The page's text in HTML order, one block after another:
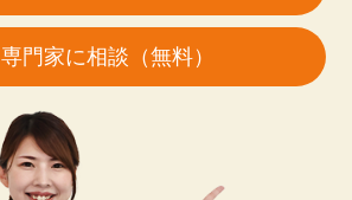
専門家に相談（無料）